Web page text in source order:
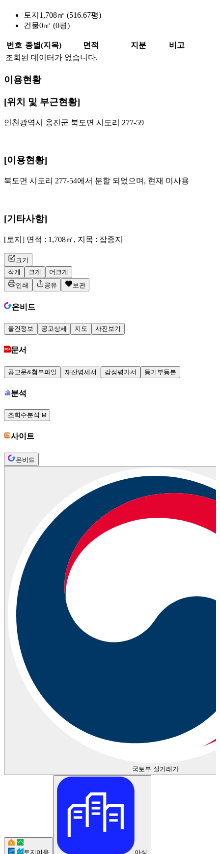
토지 1,708㎡ (516.67평)
건물0㎡ (0평)
번호 종별(지목) 면적 지분
비고
조회된 데이터가 없습니다.
이용현황
[위치 및 부근현황]
인천광역시 옹진군 북도면 시도리 277-59
[이용현황]
북도면 시도리 277-54에서 분할 되었으며, 현재 미사용
[기타사항]
[토지] 면적 : 1,708㎡, 지목 : 잡종지
크기
작게
크게
더크게
인쇄
공유 보관
온비드
물건정보 공고상세 지도 사진보기
문서
공고문&첨부파일 재산명세서 감정평가서 등기부등본
분석
조회수분석 M
사이트
온비드
국토부 실거래가
토지이음 아실